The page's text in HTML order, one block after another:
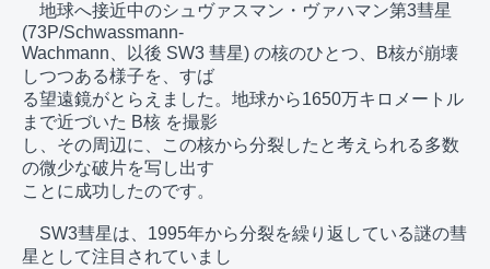
地球へ接近中のシュヴァスマン・ヴァハマン第3彗星
(73P/Schwassmann-
Wachmann、以後 SW3 彗星) の核のひとつ、B核が崩壊
しつつある様子を、すば
る望遠鏡がとらえました。地球から1650万キロメートル
まで近づいた B核 を撮影
し、その周辺に、この核から分裂したと考えられる多数
の微少な破片を写し出す
ことに成功したのです。
SW3彗星は、1995年から分裂を繰り返している謎の彗
星として注目されていまし